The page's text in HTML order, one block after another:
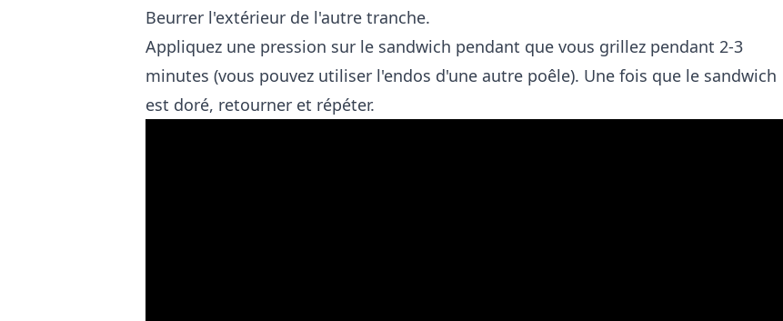
Beurrer l'extérieur de l'autre tranche.
Appliquez une pression sur le sandwich pendant que vous grillez pendant 2-3
minutes (vous pouvez utiliser l'endos d'une autre poêle). Une fois que le sandwich
est doré, retourner et répéter.